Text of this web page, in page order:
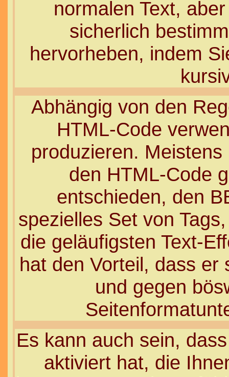
normalen Text,
sicherlich
hervorheben, indem
Abhängig von den
HTML-Code
produzieren.
den HTML-Code
entschieden, den
spezielles Set von
die geläufigsten Text-
hat den Vorteil, dass er
und gegen
Es kann auch sein,
aktiviert hat, die